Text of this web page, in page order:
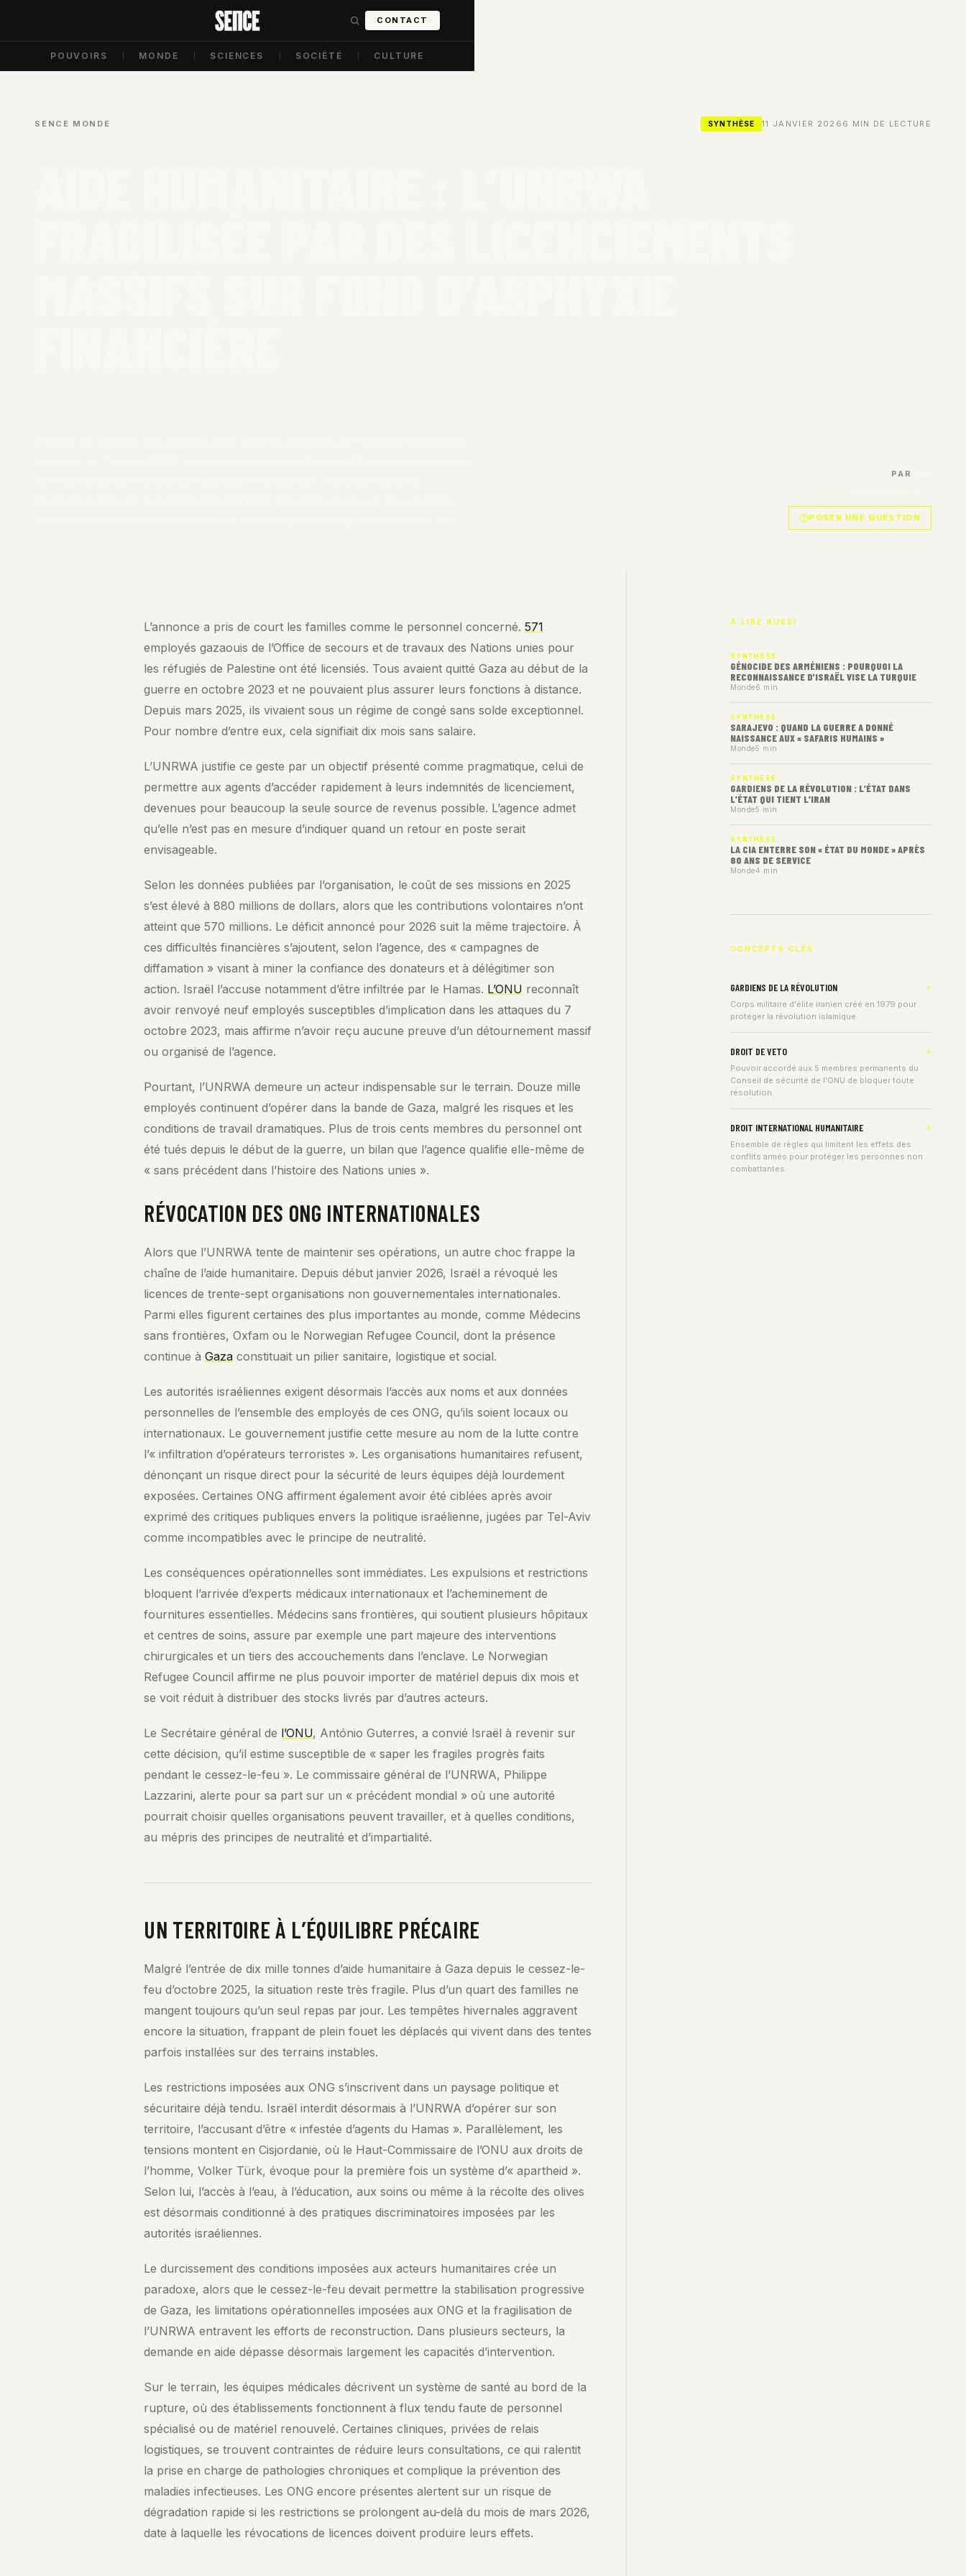
CONTACT
POUVOIRS MONDE SCIENCES SOCIÉTÉ CULTURE
SENCE MONDE SYNTHÈSE 11 JANVIER 2026 6 MIN DE LECTURE
PAR
POSER UNE QUESTION
de cet article et de nos archives pour trouver les passages les
plus pertinents.
QUESTIONS FRÉQUENTES
L’annonce a pris de court les familles comme le personnel concerné. 571
employés gazaouis de l’Office de secours et de travaux des Nations unies pour
les réfugiés de Palestine ont été licensiés. Tous avaient quitté Gaza au début de la
guerre en octobre 2023 et ne pouvaient plus assurer leurs fonctions à distance.
Depuis mars 2025, ils vivaient sous un régime de congé sans solde exceptionnel.
Pour nombre d’entre eux, cela signifiait dix mois sans salaire.
L’UNRWA justifie ce geste par un objectif présenté comme pragmatique, celui de
permettre aux agents d’accéder rapidement à leurs indemnités de licenciement,
devenues pour beaucoup la seule source de revenus possible. L’agence admet
qu’elle n’est pas en mesure d’indiquer quand un retour en poste serait
envisageable.
Selon les données publiées par l’organisation, le coût de ses missions en 2025
s’est élevé à 880 millions de dollars, alors que les contributions volontaires n’ont
atteint que 570 millions. Le déficit annoncé pour 2026 suit la même trajectoire. À
ces difficultés financières s’ajoutent, selon l’agence, des « campagnes de
diffamation » visant à miner la confiance des donateurs et à délégitimer son
action. Israël l’accuse notamment d’être infiltrée par le Hamas. L’ONU reconnaît
avoir renvoyé neuf employés susceptibles d’implication dans les attaques du 7
octobre 2023, mais affirme n’avoir reçu aucune preuve d’un détournement massif
ou organisé de l’agence.
Pourtant, l’UNRWA demeure un acteur indispensable sur le terrain. Douze mille
employés continuent d’opérer dans la bande de Gaza, malgré les risques et les
conditions de travail dramatiques. Plus de trois cents membres du personnel ont
été tués depuis le début de la guerre, un bilan que l’agence qualifie elle-même de
« sans précédent dans l’histoire des Nations unies ».
RÉVOCATION DES ONG INTERNATIONALES
Alors que l’UNRWA tente de maintenir ses opérations, un autre choc frappe la
chaîne de l’aide humanitaire. Depuis début janvier 2026, Israël a révoqué les
licences de trente-sept organisations non gouvernementales internationales.
Parmi elles figurent certaines des plus importantes au monde, comme Médecins
sans frontières, Oxfam ou le Norwegian Refugee Council, dont la présence
continue à Gaza constituait un pilier sanitaire, logistique et social.
Les autorités israéliennes exigent désormais l’accès aux noms et aux données
personnelles de l’ensemble des employés de ces ONG, qu’ils soient locaux ou
internationaux. Le gouvernement justifie cette mesure au nom de la lutte contre
l’« infiltration d’opérateurs terroristes ». Les organisations humanitaires refusent,
dénonçant un risque direct pour la sécurité de leurs équipes déjà lourdement
exposées. Certaines ONG affirment également avoir été ciblées après avoir
exprimé des critiques publiques envers la politique israélienne, jugées par Tel-Aviv
comme incompatibles avec le principe de neutralité.
Les conséquences opérationnelles sont immédiates. Les expulsions et restrictions
bloquent l’arrivée d’experts médicaux internationaux et l’acheminement de
fournitures essentielles. Médecins sans frontières, qui soutient plusieurs hôpitaux
et centres de soins, assure par exemple une part majeure des interventions
chirurgicales et un tiers des accouchements dans l’enclave. Le Norwegian
Refugee Council affirme ne plus pouvoir importer de matériel depuis dix mois et
se voit réduit à distribuer des stocks livrés par d’autres acteurs.
Le Secrétaire général de l’ONU, António Guterres, a convié Israël à revenir sur
cette décision, qu’il estime susceptible de « saper les fragiles progrès faits
pendant le cessez-le-feu ». Le commissaire général de l’UNRWA, Philippe
Lazzarini, alerte pour sa part sur un « précédent mondial » où une autorité
pourrait choisir quelles organisations peuvent travailler, et à quelles conditions,
au mépris des principes de neutralité et d’impartialité.
UN TERRITOIRE À L’ÉQUILIBRE PRÉCAIRE
Malgré l’entrée de dix mille tonnes d’aide humanitaire à Gaza depuis le cessez-le-
feu d’octobre 2025, la situation reste très fragile. Plus d’un quart des familles ne
mangent toujours qu’un seul repas par jour. Les tempêtes hivernales aggravent
encore la situation, frappant de plein fouet les déplacés qui vivent dans des tentes
parfois installées sur des terrains instables.
Les restrictions imposées aux ONG s’inscrivent dans un paysage politique et
sécuritaire déjà tendu. Israël interdit désormais à l’UNRWA d’opérer sur son
territoire, l’accusant d’être « infestée d’agents du Hamas ». Parallèlement, les
tensions montent en Cisjordanie, où le Haut-Commissaire de l’ONU aux droits de
l’homme, Volker Türk, évoque pour la première fois un système d’« apartheid ».
Selon lui, l’accès à l’eau, à l’éducation, aux soins ou même à la récolte des olives
est désormais conditionné à des pratiques discriminatoires imposées par les
autorités israéliennes.
Le durcissement des conditions imposées aux acteurs humanitaires crée un
paradoxe, alors que le cessez-le-feu devait permettre la stabilisation progressive
de Gaza, les limitations opérationnelles imposées aux ONG et la fragilisation de
l’UNRWA entravent les efforts de reconstruction. Dans plusieurs secteurs, la
demande en aide dépasse désormais largement les capacités d’intervention.
Sur le terrain, les équipes médicales décrivent un système de santé au bord de la
rupture, où des établissements fonctionnent à flux tendu faute de personnel
spécialisé ou de matériel renouvelé. Certaines cliniques, privées de relais
logistiques, se trouvent contraintes de réduire leurs consultations, ce qui ralentit
la prise en charge de pathologies chroniques et complique la prévention des
maladies infectieuses. Les ONG encore présentes alertent sur un risque de
dégradation rapide si les restrictions se prolongent au-delà du mois de mars 2026,
date à laquelle les révocations de licences doivent produire leurs effets.
À LIRE AUSSI
SYNTHÈSE
GÉNOCIDE DES ARMÉNIENS : POURQUOI LA
RECONNAISSANCE D'ISRAËL VISE LA TURQUIE
Monde6 min
SYNTHÈSE
SARAJEVO : QUAND LA GUERRE A DONNÉ
NAISSANCE AUX « SAFARIS HUMAINS »
Monde5 min
SYNTHÈSE
GARDIENS DE LA RÉVOLUTION : L’ÉTAT DANS
L’ÉTAT QUI TIENT L’IRAN
Monde5 min
SYNTHÈSE
LA CIA ENTERRE SON « ÉTAT DU MONDE » APRÈS
60 ANS DE SERVICE
Monde4 min
CONCEPTS CLÉS
GARDIENS DE LA RÉVOLUTION
Corps militaire d'élite iranien créé en 1979 pour
protéger la révolution islamique.
DROIT DE VETO
Pouvoir accordé aux 5 membres permanents du
Conseil de sécurité de l'ONU de bloquer toute
résolution.
DROIT INTERNATIONAL HUMANITAIRE
Ensemble de règles qui limitent les effets des
conflits armés pour protéger les personnes non
combattantes.